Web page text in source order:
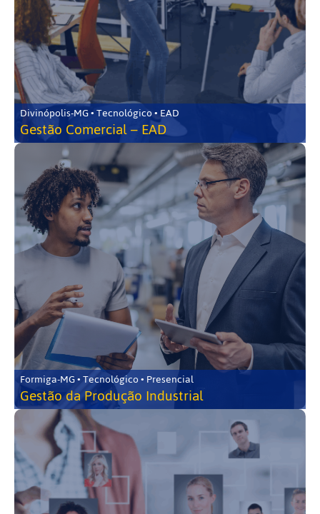
Divinópolis-MG • Tecnológico • EAD
Gestão Comercial – EAD
Formiga-MG • Tecnológico • Presencial
Gestão da Produção Industrial